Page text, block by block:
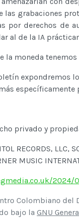
las grabaciones
por derechos de
al de la IA
la moneda
expondremos
específicamente
privado y
RECORDS, LLC,
MUSIC
2024/
Colombiano del
bajo la GNU